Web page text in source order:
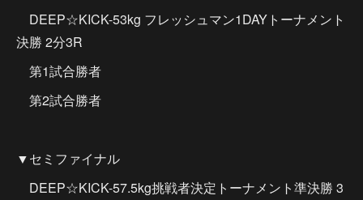
DEEP☆KICK-53kg フレッシュマン1DAYトーナメント
決勝 2分3R
第1試合勝者
第2試合勝者
▼セミファイナル
DEEP☆KICK-57.5kg挑戦者決定トーナメント準決勝 3